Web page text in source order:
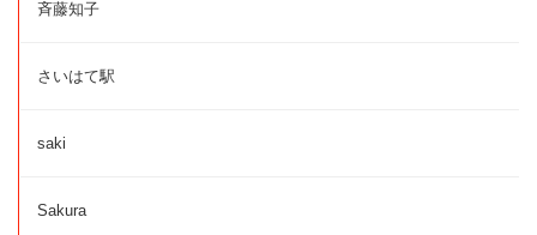
斉藤知子
さいはて駅
saki
Sakura